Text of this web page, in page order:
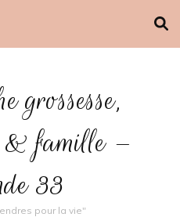
grossesse,
& famille –
33
pour la vie"